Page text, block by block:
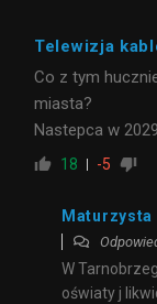
Telewizja
Co z tym
miasta?
Nastepca w
18 -5
Maturzysta
W
oświaty j